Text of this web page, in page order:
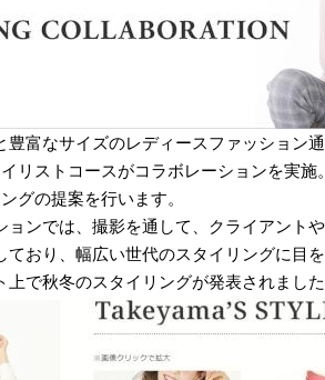
豊富なサイズのレディースファッション
リストコースがコラボレーションを実
グの提案を行います。
ョンでは、撮影を通して、クライアント
ており、幅広い世代のスタイリングに目
上で秋冬のスタイリングが発表されました